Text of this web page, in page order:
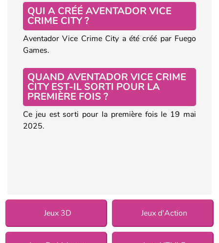
QUI A CRÉÉ AVENTADOR VICE
CRIME CITY ?
Aventador Vice Crime City a été créé par Fuego
Games.
QUAND AVENTADOR VICE CRIME
CITY EST-IL SORTI POUR LA
PREMIÈRE FOIS ?
Ce jeu est sorti pour la première fois le 19 mai
2025.
Jeux 3D Jeux d'Action